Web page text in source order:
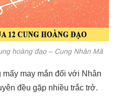
hoàng đạo – Cung Nhân Mã
mấy may mắn đối với Nhân
đều gặp nhiều trắc trở.